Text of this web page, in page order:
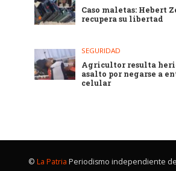
Caso maletas: Hebert
recupera su libertad
SEGURIDAD
Agricultor resulta
asalto por negarse a
celular
© La Patria Periodismo independiente